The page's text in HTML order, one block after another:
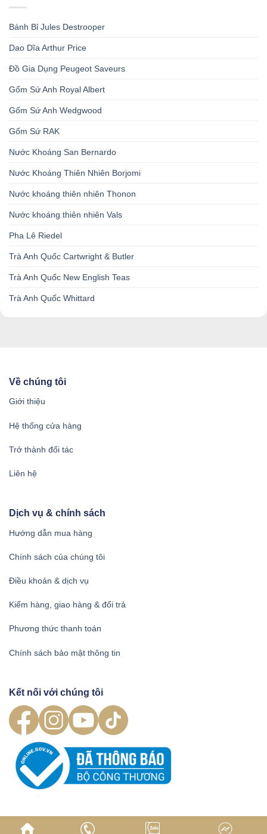
Bánh Bỉ Jules Destrooper
Dao Dĩa Arthur Price
Đồ Gia Dụng Peugeot Saveurs
Gốm Sứ Anh Royal Albert
Gốm Sứ Anh Wedgwood
Gốm Sứ RAK
Nước Khoáng San Bernardo
Nước Khoáng Thiên Nhiên Borjomi
Nước khoáng thiên nhiên Thonon
Nước khoáng thiên nhiên Vals
Pha Lê Riedel
Trà Anh Quốc Cartwright & Butler
Trà Anh Quốc New English Teas
Trà Anh Quốc Whittard
Về chúng tôi
Giới thiệu
Hệ thống cửa hàng
Trở thành đối tác
Liên hệ
Dịch vụ & chính sách
Hướng dẫn mua hàng
Chính sách của chúng tôi
Điều khoản & dịch vụ
Kiểm hàng, giao hàng & đổi trả
Phương thức thanh toán
Chính sách bảo mật thông tin
Kết nối với chúng tôi
Đồ nội thất cao cấp phong cách Âu Mỹ